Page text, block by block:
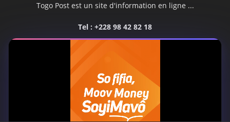
Togo Post est un site d'information en ligne ...
Tel : +228 98 42 82 18
SUIVEZ NOUS